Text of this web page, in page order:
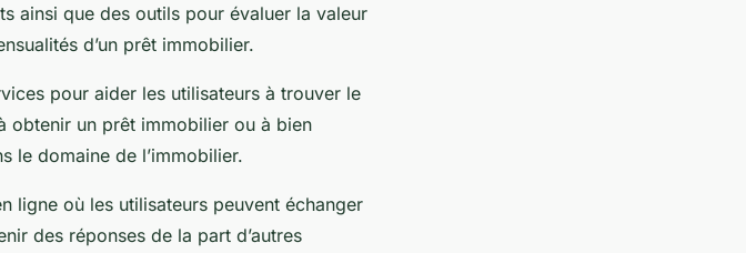
ainsi que des outils pour évaluer la valeur
d’un prêt immobilier.
pour aider les utilisateurs à trouver le
obtenir un prêt immobilier ou à bien
le domaine de l’immobilier.
ligne où les utilisateurs peuvent échanger
des réponses de la part d’autres